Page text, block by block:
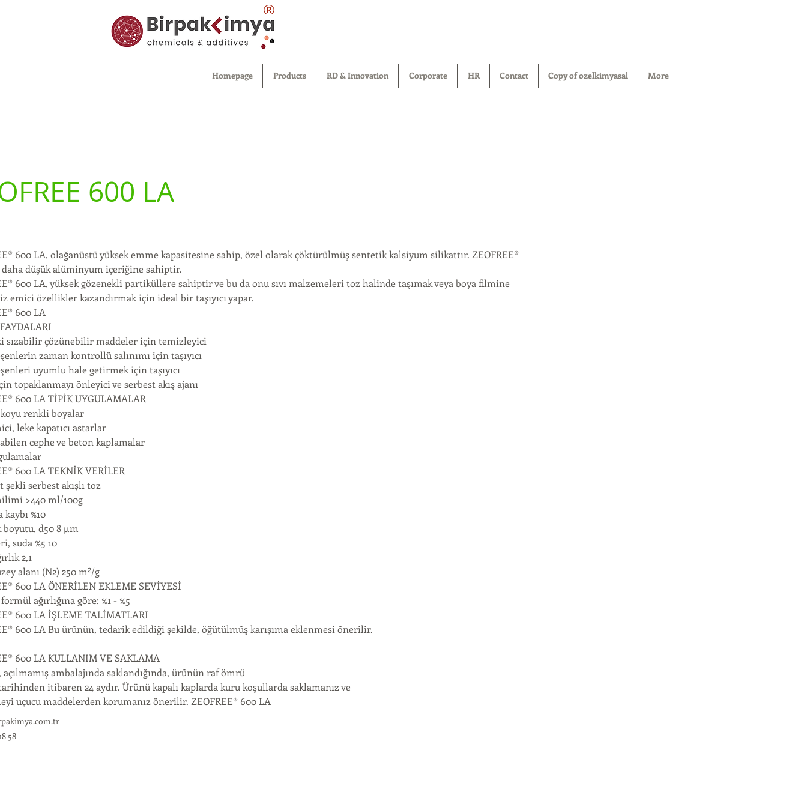
®
Homepage Products RD & Innovation Corporate HR Contact Copy of ozelkimyasal More
600 LA
600 LA, olağanüstü yüksek emme kapasitesine sahip, özel olarak çöktürülmüş sentetik kalsiyum silikattır. ZEOFREE®
daha düşük alüminyum içeriğine sahiptir.
600 LA, yüksek gözenekli partiküllere sahiptir ve bu da onu sıvı malzemeleri toz halinde taşımak veya boya filmine
emici özellikler kazandırmak için ideal bir taşıyıcı yapar.
600 LA
sızabilir çözünebilir maddeler için temizleyici
zaman kontrollü salınımı için taşıyıcı
uyumlu hale getirmek için taşıyıcı
topaklanmayı önleyici ve serbest akış ajanı
600 LA TİPİK UYGULAMALAR
renkli boyalar
leke kapatıcı astarlar
cephe ve beton kaplamalar
600 LA TEKNİK VERİLER
şekli serbest akışlı toz
>440 ml/100g
%10
boyutu, d50 8 µm
suda %5 10
2,1
alanı (N2) 250 m²/g
600 LA ÖNERİLEN EKLEME SEVİYESİ
ağırlığına göre: %1 - %5
600 LA İŞLEME TALİMATLARI
600 LA Bu ürünün, tedarik edildiği şekilde, öğütülmüş karışıma eklenmesi önerilir.
600 LA KULLANIM VE SAKLAMA
ambalajında ​​saklandığında, ürünün raf ömrü
itibaren 24 aydır. Ürünü kapalı kaplarda kuru koşullarda saklamanız ve
uçucu maddelerden korumanız önerilir. ZEOFREE® 600 LA
58